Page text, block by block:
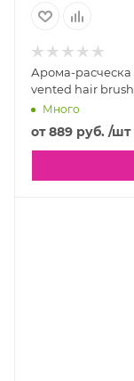
Арома-
vented hair
Много
от889 руб. /шт